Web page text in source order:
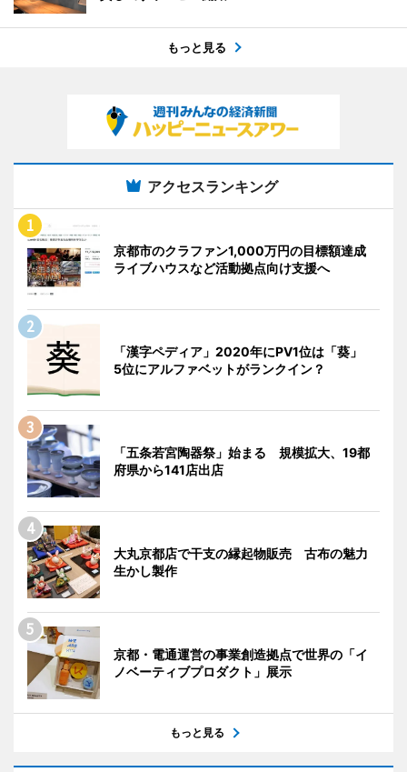
もっと見る
アクセスランキング
京都市のクラファン1,000万円の目標額達成
ライブハウスなど活動拠点向け支援へ
「漢字ペディア」2020年にPV1位は「葵」
5位にアルファベットがランクイン？
「五条若宮陶器祭」始まる 規模拡大、19都
府県から141店出店
大丸京都店で干支の縁起物販売 古布の魅力
生かし製作
京都・電通運営の事業創造拠点で世界の「イ
ノベーティブプロダクト」展示
もっと見る